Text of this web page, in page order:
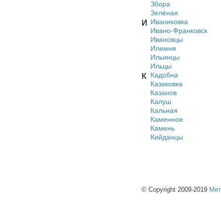
Збора
Зелёная
И
Иваниковка
Ивано-Франковск
Ивановцы
Илемня
Ильинцы
Ильцы
К
Кадобна
Казаковка
Казанов
Калуш
Кальная
Каменное
Камень
Кийданцы
© Copyright 2009-2019